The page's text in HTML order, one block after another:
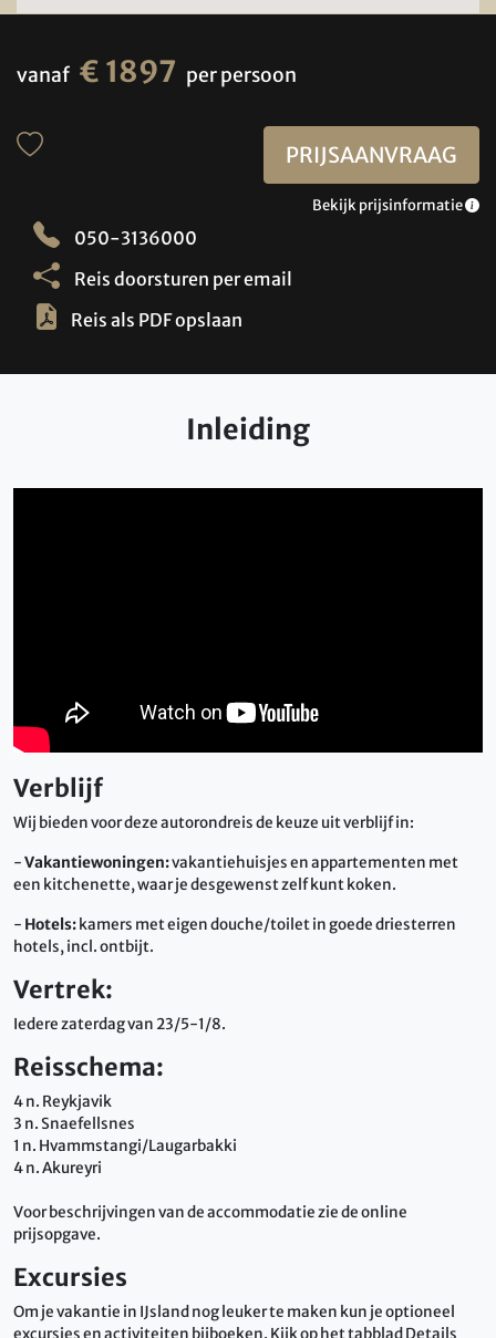
vanaf € 1897 per persoon
PRIJSAANVRAAG
Bekijk prijsinformatie
050-3136000
Reis doorsturen per email
Reis als PDF opslaan
Inleiding
Verblijf
Wij bieden voor deze autorondreis de keuze uit verblijf in:
-Vakantiewoningen:vakantiehuisjes en appartementen met
een kitchenette, waar je desgewenst zelf kunt koken.
- Hotels: kamers met eigen douche/toilet in goede driesterren
hotels, incl. ontbijt.
Vertrek:
Iedere zaterdag van 23/5-1/8.
Reisschema:
4 n. Reykjavik
3 n. Snaefellsnes
1 n. Hvammstangi/Laugarbakki
4 n. Akureyri
Voor beschrijvingen van de accommodatie zie de online
prijsopgave.
Excursies
Om je vakantie in IJsland nog leuker te maken kun je optioneel
excursies en activiteiten bijboeken. Kijk op het tabblad Details